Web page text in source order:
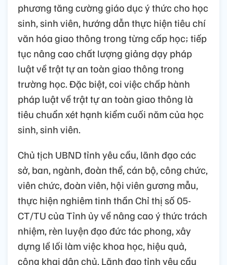
phương tăng cường giáo dục ý thức cho học
sinh, sinh viên, hướng dẫn thực hiện tiêu chí
văn hóa giao thông trong từng cấp học; tiếp
tục nâng cao chất lượng giảng dạy pháp
luật về trật tự an toàn giao thông trong
trường học. Đặc biệt, coi việc chấp hành
pháp luật về trật tự an toàn giao thông là
tiêu chuẩn xét hạnh kiểm cuối năm của học
sinh, sinh viên.
Chủ tịch UBND tỉnh yêu cầu, lãnh đạo các
sở, ban, ngành, đoàn thể, cán bộ, công chức,
viên chức, đoàn viên, hội viên gương mẫu,
thực hiện nghiêm tinh thần Chỉ thị số 05-
CT/TU của Tỉnh ủy về nâng cao ý thức trách
nhiệm, rèn luyện đạo đức tác phong, xây
dựng lề lối làm việc khoa học, hiệu quả,
công khai dân chủ. Lãnh đạo tỉnh yêu cầu